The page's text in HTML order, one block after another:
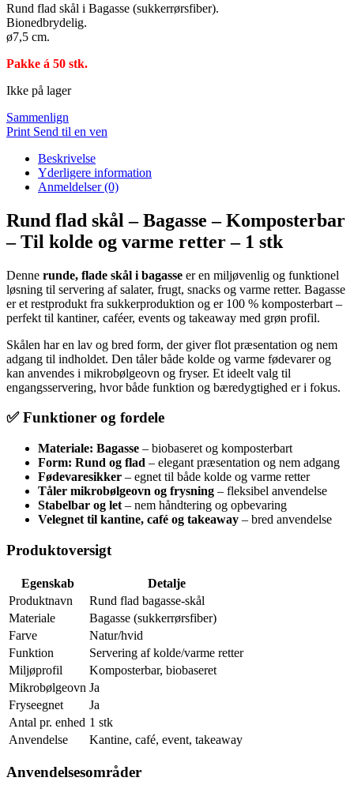
Rund flad skål i Bagasse (sukkerrørsfiber).
Bionedbrydelig.
ø7,5 cm.
Pakke á 50 stk.
Ikke på lager
Sammenlign
Print Send til en ven
Beskrivelse
Yderligere information
Anmeldelser (0)
Rund flad skål – Bagasse – Komposterbar
– Til kolde og varme retter – 1 stk
Denne runde, flade skål i bagasse er en miljøvenlig og funktionel
løsning til servering af salater, frugt, snacks og varme retter. Bagasse
er et restprodukt fra sukkerproduktion og er 100 % komposterbart –
perfekt til kantiner, caféer, events og takeaway med grøn profil.
Skålen har en lav og bred form, der giver flot præsentation og nem
adgang til indholdet. Den tåler både kolde og varme fødevarer og
kan anvendes i mikrobølgeovn og fryser. Et ideelt valg til
engangsservering, hvor både funktion og bæredygtighed er i fokus.
✅ Funktioner og fordele
Materiale: Bagasse – biobaseret og komposterbart
Form: Rund og flad – elegant præsentation og nem adgang
Fødevaresikker – egnet til både kolde og varme retter
Tåler mikrobølgeovn og frysning – fleksibel anvendelse
Stabelbar og let – nem håndtering og opbevaring
Velegnet til kantine, café og takeaway – bred anvendelse
Produktoversigt
Egenskab
Detalje
Produktnavn
Rund flad bagasse-skål
Materiale
Bagasse (sukkerrørsfiber)
Farve
Natur/hvid
Funktion
Servering af kolde/varme retter
Miljøprofil
Komposterbar, biobaseret
Mikrobølgeovn Ja
Fryseegnet
Ja
Antal pr. enhed 1 stk
Anvendelse
Kantine, café, event, takeaway
Anvendelsesområder